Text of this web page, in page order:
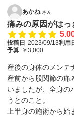
あかね さん
痛みの原因がはっ
投稿日 2023/09/13利用
予算 ￥3,000
産後の身体のメンテ
産前から股関節の痛
いましたが、全身の
うとのこと。
上半身の施術から